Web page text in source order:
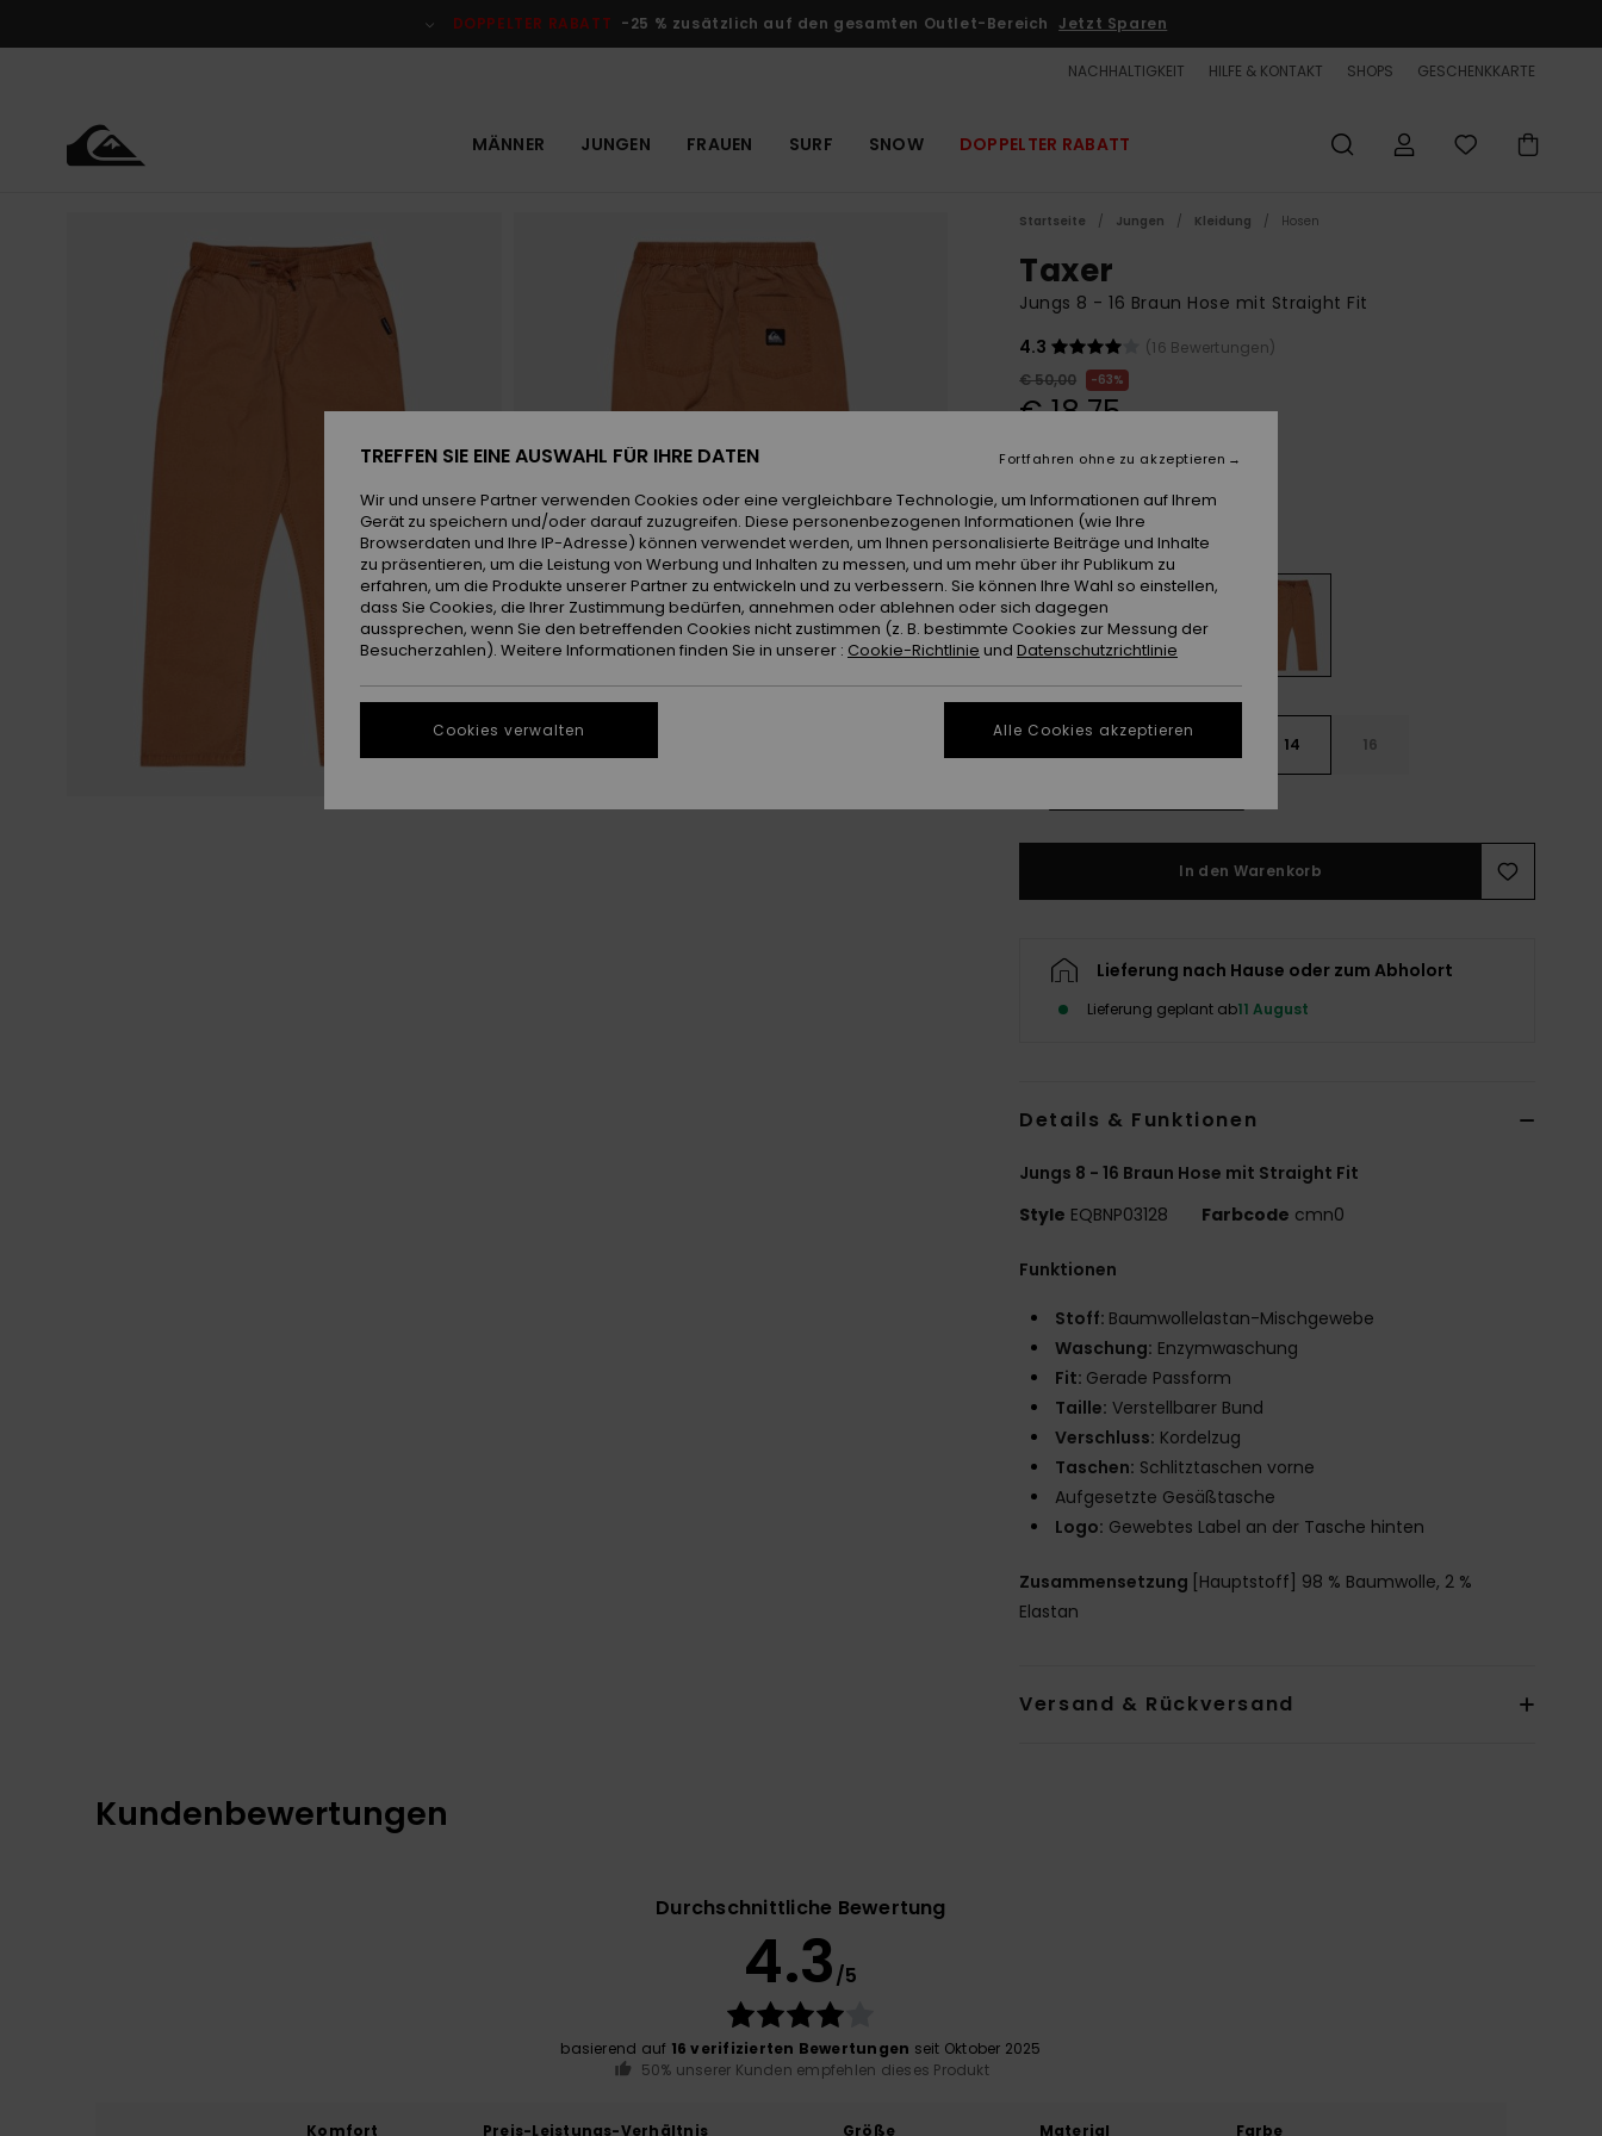
DOPPELTER RABATT -25 % zusätzlich auf den gesamten Outlet-Bereich Jetzt Sparen
NACHHALTIGKEIT HILFE & KONTAKT SHOPS GESCHENKKARTE
MÄNNER JUNGEN FRAUEN SURF SNOW DOPPELTER RABATT
Startseite Jungen Kleidung Hosen
Taxer
Jungs 8 - 16 Braun Hose mit Straight Fit
4.3
(16 Bewertungen)
€ 50,00
63%
€ 18,75
FarbeBran
10 14 16
In den Warenkorb
Lieferung nach Hause oder zum Abholort
Lieferung geplant ab11 August
Details & Funktionen
Jungs 8 - 16 Braun Hose mit Straight Fit
Style EQBNP03128 Farbcode cmn0
Funktionen
Stoff: Baumwollelastan-Mischgewebe
Waschung: Enzymwaschung
Fit: Gerade Passform
Taille: Verstellbarer Bund
Verschluss: Kordelzug
Taschen: Schlitztaschen vorne
Aufgesetzte Gesäßtasche
Logo: Gewebtes Label an der Tasche hinten
Zusammensetzung [Hauptstoff] 98 % Baumwolle, 2 %
Elastan
Versand & Rückversand
Kundenbewertungen
Durchschnittliche Bewertung
4.3/5
basierend auf 16 verifizierten Bewertungen seit Oktober 2025
50% unserer Kunden empfehlen dieses Produkt
Komfort
Preis-Leistungs-Verhältnis
Größe
Material
Farbe
TREFFEN SIE EINE AUSWAHL FÜR IHRE DATEN
Wir und unsere Partner verwenden Cookies oder eine vergleichbare Technologie, um Informationen auf Ihrem
Gerät zu speichern und/oder darauf zuzugreifen. Diese personenbezogenen Informationen (wie Ihre
Browserdaten und Ihre IP-Adresse) können verwendet werden, um Ihnen personalisierte Beiträge und Inhalte
zu präsentieren, um die Leistung von Werbung und Inhalten zu messen, und um mehr über ihr Publikum zu
erfahren, um die Produkte unserer Partner zu entwickeln und zu verbessern. Sie können Ihre Wahl so einstellen,
dass Sie Cookies, die Ihrer Zustimmung bedürfen, annehmen oder ablehnen oder sich dagegen
aussprechen, wenn Sie den betreffenden Cookies nicht zustimmen (z. B. bestimmte Cookies zur Messung der
Besucherzahlen). Weitere Informationen finden Sie in unserer : Cookie-Richtlinie und Datenschutzrichtlinie
Cookies verwalten
Fortfahren ohne zu akzeptieren
Alle Cookies akzeptieren